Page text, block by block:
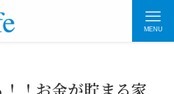
MENU
！お金が貯まる家